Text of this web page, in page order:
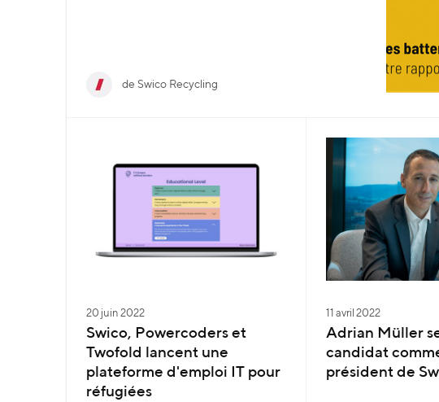
de Swico Recycling
20 juin 2022
Swico, Powercoders et
Twofold lancent une
plateforme d'emploi IT pour
réfugiées
11 avril 2022
Adrian Müller
candidat
président de